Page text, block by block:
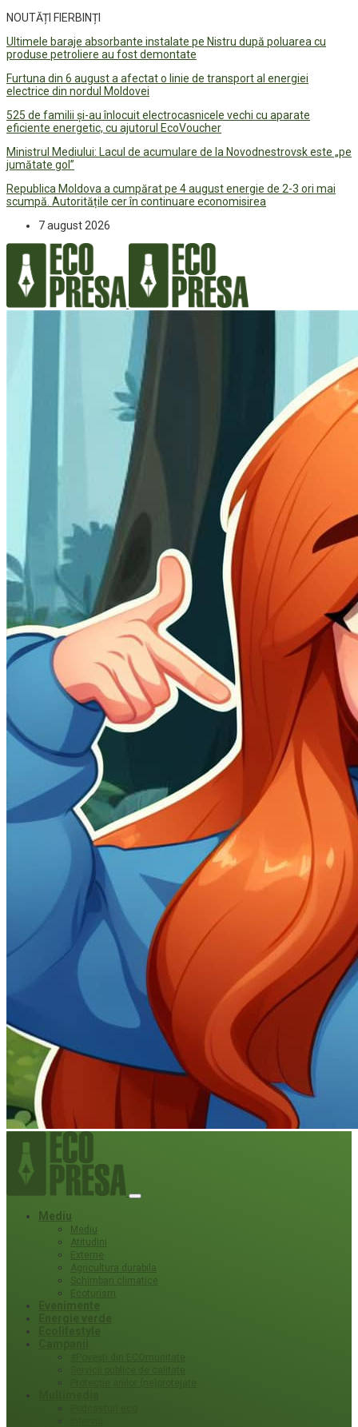
NOUTĂȚI FIERBINȚI
Ultimele baraje absorbante instalate pe Nistru după poluarea cu
produse petroliere au fost demontate
Furtuna din 6 august a afectat o linie de transport al energiei
electrice din nordul Moldovei
525 de familii și-au înlocuit electrocasnicele vechi cu aparate
eficiente energetic, cu ajutorul EcoVoucher
Ministrul Mediului: Lacul de acumulare de la Novodnestrovsk este „pe
jumătate gol”
Republica Moldova a cumpărat pe 4 august energie de 2-3 ori mai
scumpă. Autoritățile cer în continuare economisirea
7 august 2026
Mediu
Mediu
Atitudini
Externe
Agricultura durabila
Schimbari climatice
Ecoturism